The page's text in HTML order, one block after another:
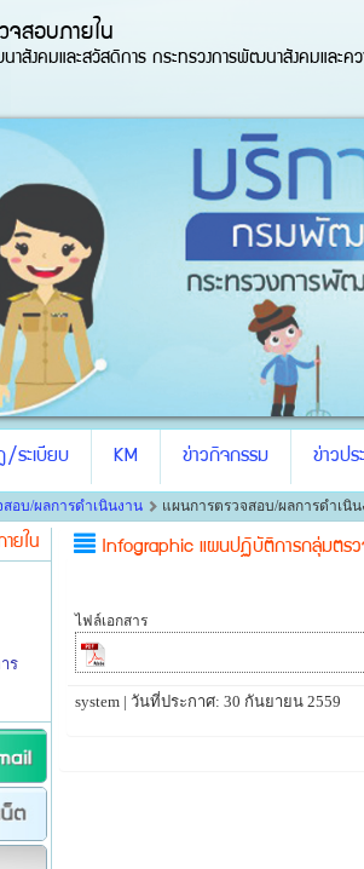
จสอบภายใน
สังคมและสวัสดิการ กระทรวงการพัฒนาสังคมและค
/ระเบียบ KM ข่าวกิจกรรม ข่าวป
อบ/ผลการดำเนินงาน แผนการตรวจสอบ/ผลการดำเนิ
ยใน
ร
Infographic แผนปฏิบัติการกลุ่มตร
ไฟล์เอกสาร
system | วันที่ประกาศ: 30 กันยายน 2559